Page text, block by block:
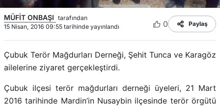
MÜFİT ONBAŞI tarafından
15 Nisan, 2016 09:55 tarihinde yayınlandı
0 Paylaş
Çubuk Terör Mağdurları Derneği, Şehit Tunca ve Karagöz
ailelerine ziyaret gerçekleştirdi.
Çubuk ilçesi terör mağdurları derneği üyeleri, 21 Mart
2016 tarihinde Mardin’in Nusaybin ilçesinde terör örgütü